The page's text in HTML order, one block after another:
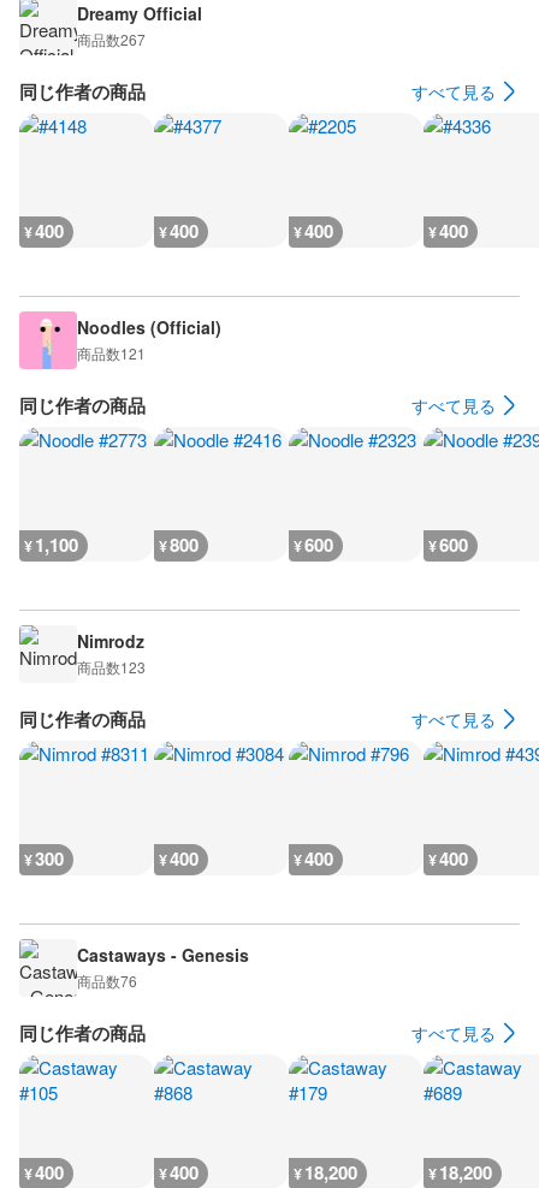
Dreamy Official
商品数267
同じ作者の商品 すべて見る
¥400 ¥400 ¥400 ¥400
Noodles (Official)
商品数121
同じ作者の商品 すべて見る
¥1,100 ¥800 ¥600 ¥600
Nimrodz
商品数123
同じ作者の商品 すべて見る
¥300 ¥400 ¥400 ¥400
Castaways - Genesis
商品数76
同じ作者の商品 すべて見る
¥400 ¥400 ¥18,200 ¥18,200